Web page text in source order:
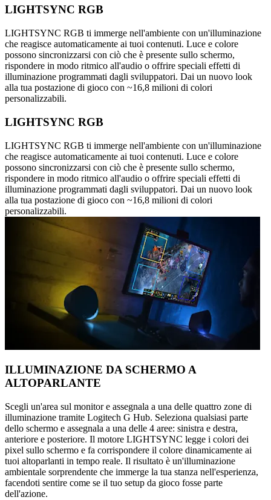
LIGHTSYNC RGB
LIGHTSYNC RGB ti immerge nell'ambiente con un'illuminazione
che reagisce automaticamente ai tuoi contenuti. Luce e colore
possono sincronizzarsi con ciò che è presente sullo schermo,
rispondere in modo ritmico all'audio o offrire speciali effetti di
illuminazione programmati dagli sviluppatori. Dai un nuovo look
alla tua postazione di gioco con ~16,8 milioni di colori
personalizzabili.
LIGHTSYNC RGB
LIGHTSYNC RGB ti immerge nell'ambiente con un'illuminazione
che reagisce automaticamente ai tuoi contenuti. Luce e colore
possono sincronizzarsi con ciò che è presente sullo schermo,
rispondere in modo ritmico all'audio o offrire speciali effetti di
illuminazione programmati dagli sviluppatori. Dai un nuovo look
alla tua postazione di gioco con ~16,8 milioni di colori
personalizzabili.
ILLUMINAZIONE DA SCHERMO A
ALTOPARLANTE
Scegli un'area sul monitor e assegnala a una delle quattro zone di
illuminazione tramite Logitech G Hub. Seleziona qualsiasi parte
dello schermo e assegnala a una delle 4 aree: sinistra e destra,
anteriore e posteriore. Il motore LIGHTSYNC legge i colori dei
pixel sullo schermo e fa corrispondere il colore dinamicamente ai
tuoi altoparlanti in tempo reale. Il risultato è un'illuminazione
ambientale sorprendente che immerge la tua stanza nell'esperienza,
facendoti sentire come se il tuo setup da gioco fosse parte
dell'azione.